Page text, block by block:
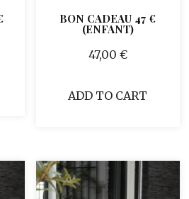
BON CADEAU 47 €
(ENFANT)
47,00 €
ADD TO CART